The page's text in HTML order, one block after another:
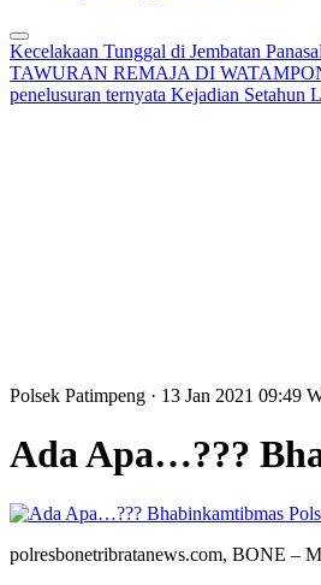
Kecelakaan Tunggal di Jembatan
TAWURAN REMAJA DI
penelusuran ternyata Kejadian Setahun
Polsek Patimpeng · 13 Jan 2021 09:49
Ada Apa…???
polresbonetribratanews.com, BONE –